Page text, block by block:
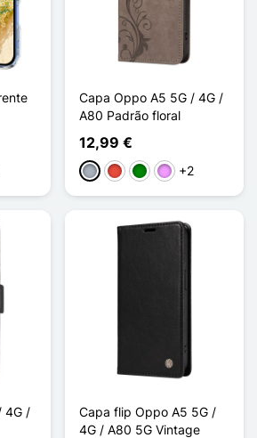
Capa Oppo A5 5G / 4G /
A80 Padrão floral
12,99 €
CinzentoVermelho
VerdeVioleta ligeira
+2
4G /
Capa flip Oppo A5 5G /
4G / A80 5G Vintage